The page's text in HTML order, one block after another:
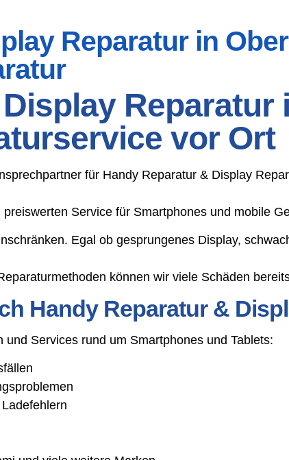
Reparatur in
vor Ort
für Handy Reparatur & Display
Service für Smartphones und mobile
Egal ob gesprungenes Display,
können wir viele Schäden
Handy Reparatur &
Services rund um Smartphones und Tablets: